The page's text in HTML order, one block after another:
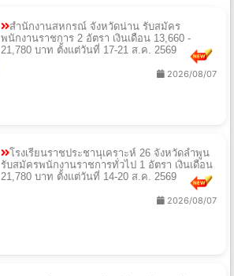
สำนักงานสหกรณ์ จังหวัดน่าน รับสมัคร
พนักงานราชการ 2 อัตรา เงินเดือน 13,660 -
21,780 บาท ตั้งแต่วันที่ 17-21 ส.ค. 2569
2026/08/07
โรงเรียนราชประชานุเคราะห์ 26 จังหวัดลำพูน
รับสมัครพนักงานราชการทั่วไป 1 อัตรา เงินเดือน
21,780 บาท ตั้งแต่วันที่ 14-20 ส.ค. 2569
2026/08/07